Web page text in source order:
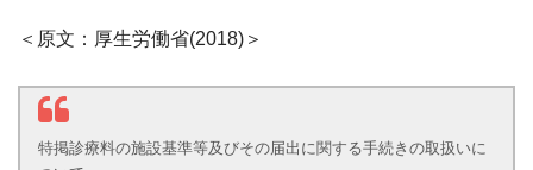
＜原文：厚生労働省(2018)＞
特掲診療料の施設基準等及びその届出に関する手続きの取扱いに